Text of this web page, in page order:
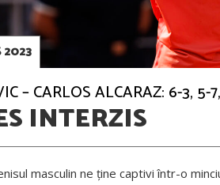
2023
– CARLOS ALCARAZ: 6-3, 5-
INTERZIS
masculin ne ține captivi într-o